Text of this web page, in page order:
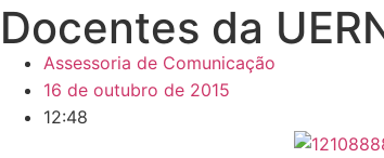
Docentes da
Assessoria de Comunicação
16 de outubro de 2015
12:48